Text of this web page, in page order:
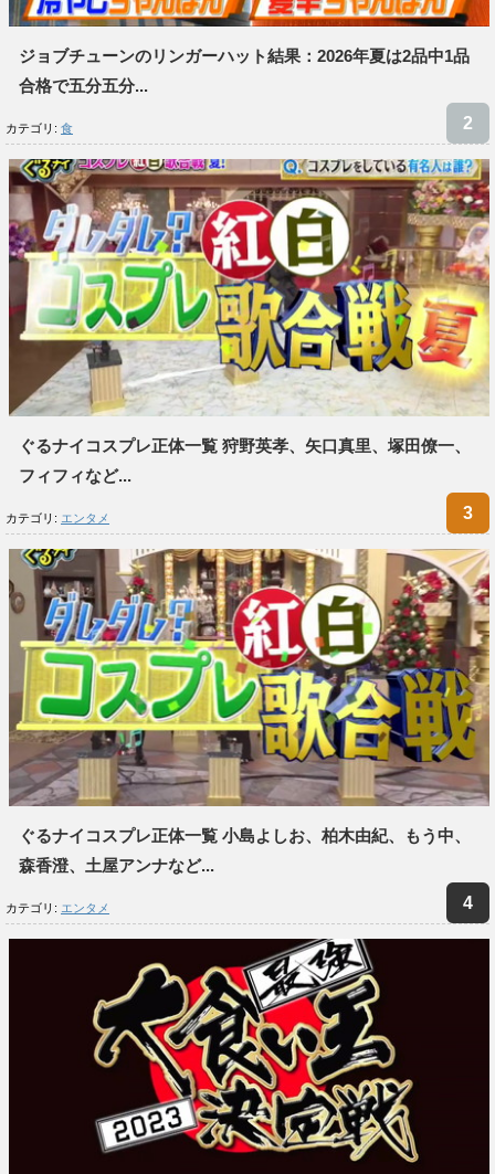
ジョブチューンのリンガーハット結果：2026年夏は2品中1品
合格で五分五分...
カテゴリ: 食
ぐるナイコスプレ正体一覧 狩野英孝、矢口真里、塚田僚一、
フィフィなど...
カテゴリ: エンタメ
ぐるナイコスプレ正体一覧 小島よしお、柏木由紀、もう中、
森香澄、土屋アンナなど...
カテゴリ: エンタメ